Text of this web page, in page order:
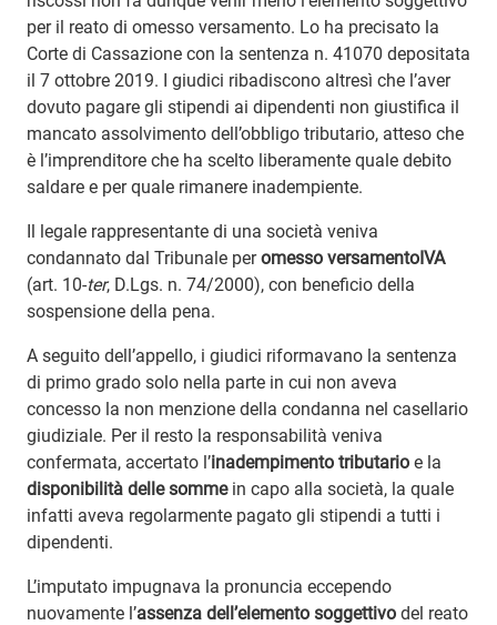
per il reato di omesso versamento. Lo ha precisato la
Corte di Cassazione con la sentenza n. 41070 depositata
il 7 ottobre 2019. I giudici ribadiscono altresì che l’aver
dovuto pagare gli stipendi ai dipendenti non giustifica il
mancato assolvimento dell’obbligo tributario, atteso che
è l’imprenditore che ha scelto liberamente quale debito
saldare e per quale rimanere inadempiente.
Il legale rappresentante di una società veniva
condannato dal Tribunale peromesso versamentoIVA
(art. 10-ter, D.Lgs. n. 74/2000), con beneficio della
sospensione della pena.
A seguito dell’appello, i giudici riformavano la sentenza
di primo grado solo nella parte in cui non aveva
concesso la non menzione della condanna nel casellario
giudiziale. Per il resto la responsabilità veniva
confermata, accertato l’inadempimento tributario e la
disponibilità delle sommein capo alla società, la quale
infatti aveva regolarmente pagato gli stipendi a tutti i
dipendenti.
L’imputato impugnava la pronuncia eccependo
nuovamente l’assenza dell’elemento soggettivo del reato